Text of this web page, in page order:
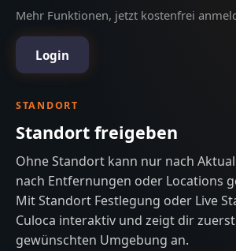
Mehr Funktionen, jetzt kostenfrei
Login
STANDORT
Standort freigeben
Ohne Standort kann nur nach
nach Entfernungen oder Locations
Mit Standort Festlegung oder Live
Culoca interaktiv und zeigt dir
gewünschten Umgebung an.